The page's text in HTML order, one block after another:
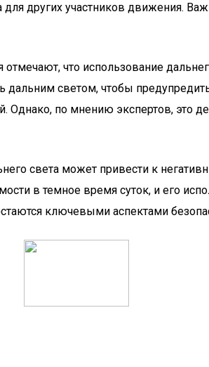
других участников движения.
что использование
светом, чтобы
Однако, по мнению экспертов,
света может привести к
в темное время суток, и его
ключевыми аспектами